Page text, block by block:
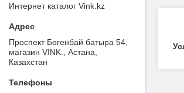
Интернет каталог Vink.kz
Проспект Бөгенбай батыра 54,
магазин VINK., Астана,
Казахстан